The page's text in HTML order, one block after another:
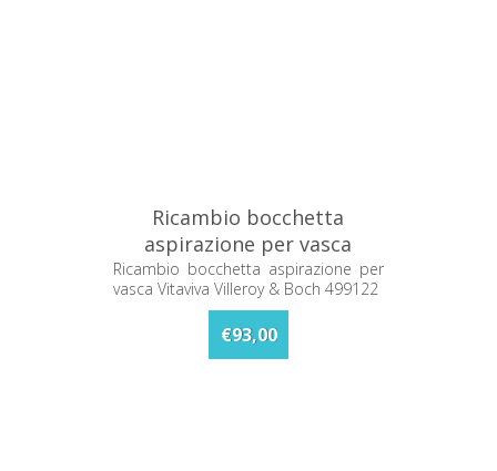
Ricambio bocchetta
aspirazione per vasca
Vitaviva Villeroy & Boch
499122
Ricambio bocchetta aspirazione per
vasca Vitaviva Villeroy & Boch 499122
€93,00